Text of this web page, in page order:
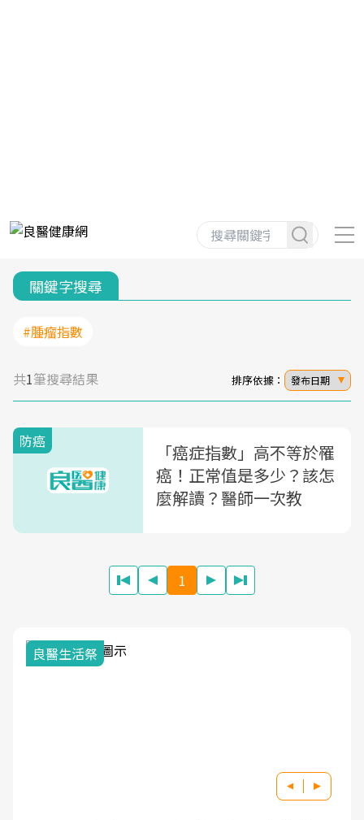
關鍵字搜尋
#腫瘤指數
共1筆搜尋結果 排序依據： 發布日期
防癌
「癌症指數」高不等於罹
癌！正常值是多少？該怎
麼解讀？醫師一次教
1
良醫生活祭